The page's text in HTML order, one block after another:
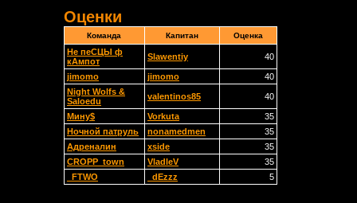
Оценки
Команда Капитан Оценка
Не пеСЦЫ ф
кАмпот
Slawentiy 40
jimomo jimomo
40
Night Wolfs &
Saloedu
valentinos85 40
Мину$ Vorkuta
35
Ночной патруль
nonamedmen
35
Адреналин
xside
35
CROPP_town
VladleV
35
_FTWO
_dEzzz 5